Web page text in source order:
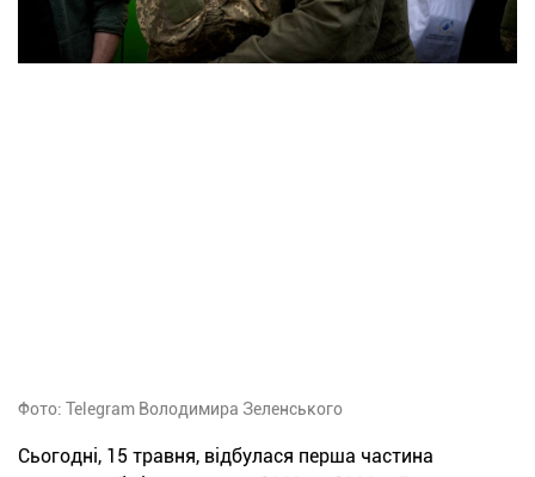
Фото: Telegram Володимира Зеленського
Сьогодні, 15 травня, відбулася перша частина